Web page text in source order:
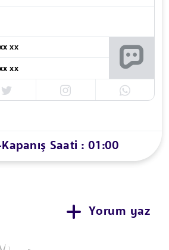
xx
xx
Kapanış Saati : 01:00
Yorum yaz